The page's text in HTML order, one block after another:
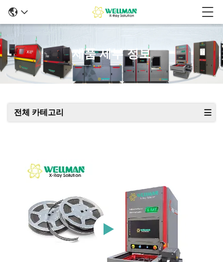
제품 세부 정보
전체 카테고리